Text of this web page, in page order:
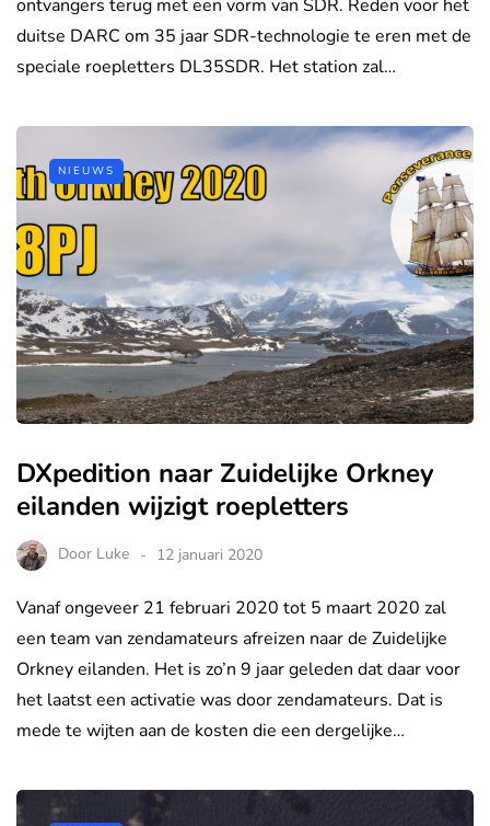
ontvangers terug met een vorm van SDR. Reden voor het
duitse DARC om 35 jaar SDR-technologie te eren met de
speciale roepletters DL35SDR. Het station zal…
NIEUWS
DXpedition naar Zuidelijke Orkney
eilanden wijzigt roepletters
Door Luke 12 januari 2020
Vanaf ongeveer 21 februari 2020 tot 5 maart 2020 zal
een team van zendamateurs afreizen naar de Zuidelijke
Orkney eilanden. Het is zo’n 9 jaar geleden dat daar voor
het laatst een activatie was door zendamateurs. Dat is
mede te wijten aan de kosten die een dergelijke…